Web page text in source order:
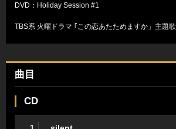
DVD：Holiday Session #1
TBS系 火曜ドラマ ｢この恋あたためますか」主題歌
曲目
CD